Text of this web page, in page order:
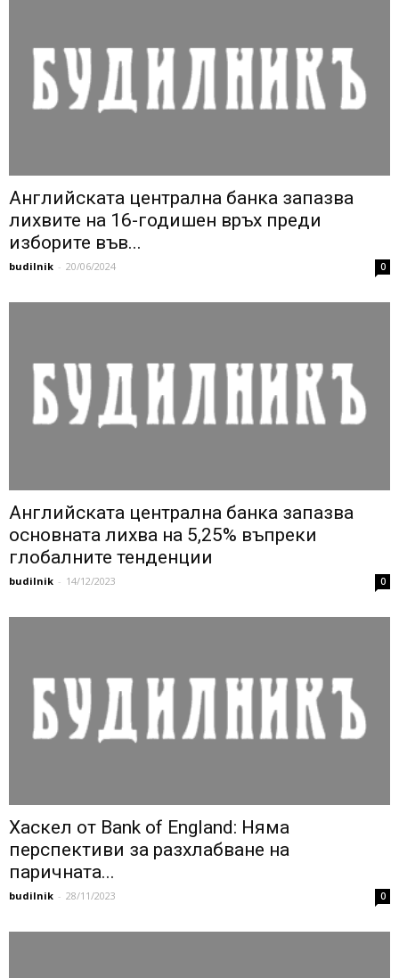
Английската централна банка запазва
лихвите на 16-годишен връх преди
изборите във...
budilnik - 20/06/2024 0
Английската централна банка запазва
основната лихва на 5,25% въпреки
глобалните тенденции
budilnik - 14/12/2023 0
Хаскел от Bank of England: Няма
перспективи за разхлабване на
паричната...
budilnik - 28/11/2023 0